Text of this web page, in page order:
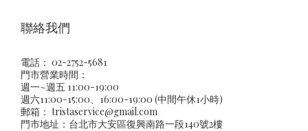
聯絡我們
電話： 02-2752-5681
門市營業時間：
週一~週五 11:00-19:00
週六11:00-15:00、16:00-19:00 (中間午休1小時)
郵箱： tristaservice@gmail.com
門市地址：台北市大安區復興南路一段140號2樓